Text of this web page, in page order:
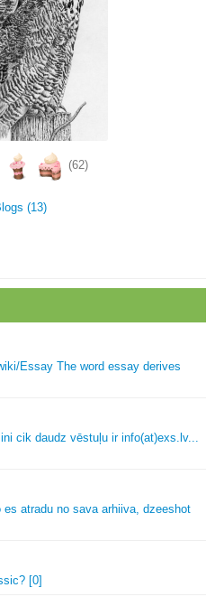
(62)
(13)
Essay The word essay derives
cik daudz vēstuļu ir info(at)exs. lv.
atradu no sava arhiiva, dzeeshot
[0]